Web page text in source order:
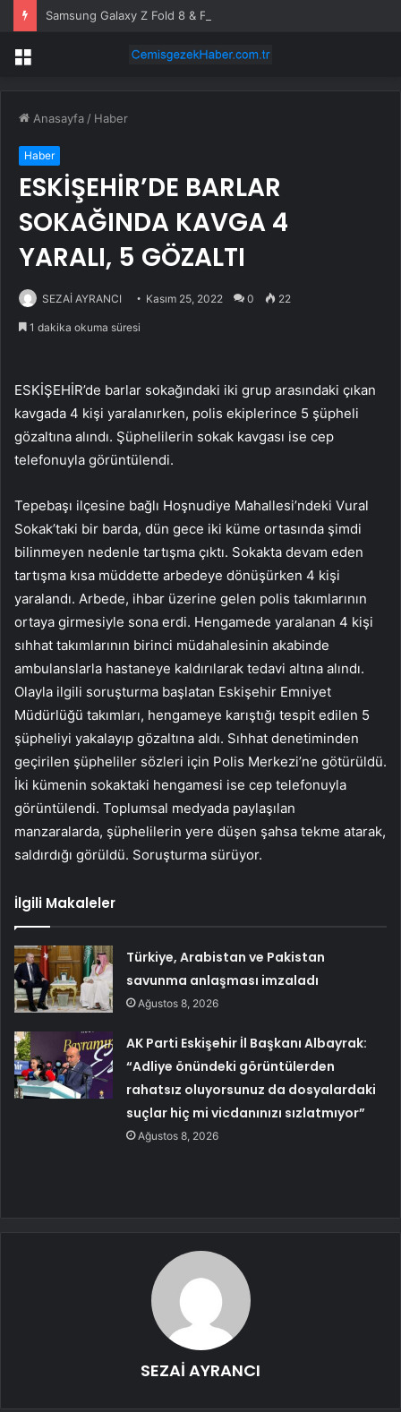
Menü
Anasayfa / Haber
Haber
ESKİŞEHİR’DE BARLAR
SOKAĞINDA KAVGA 4
YARALI, 5 GÖZALTI
SEZAİ AYRANCI Kasım 25, 2022 0 22
1 dakika okuma süresi
ESKİŞEHİR’de barlar sokağındaki iki grup arasındaki çıkan
kavgada 4 kişi yaralanırken, polis ekiplerince 5 şüpheli
gözaltına alındı. Şüphelilerin sokak kavgası ise cep
telefonuyla görüntülendi.
Tepebaşı ilçesine bağlı Hoşnudiye Mahallesi’ndeki Vural
Sokak’taki bir barda, dün gece iki küme ortasında şimdi
bilinmeyen nedenle tartışma çıktı. Sokakta devam eden
tartışma kısa müddette arbedeye dönüşürken 4 kişi
yaralandı. Arbede, ihbar üzerine gelen polis takımlarının
ortaya girmesiyle sona erdi. Hengamede yaralanan 4 kişi
sıhhat takımlarının birinci müdahalesinin akabinde
ambulanslarla hastaneye kaldırılarak tedavi altına alındı.
Olayla ilgili soruşturma başlatan Eskişehir Emniyet
Müdürlüğü takımları, hengameye karıştığı tespit edilen 5
şüpheliyi yakalayıp gözaltına aldı. Sıhhat denetiminden
geçirilen şüpheliler sözleri için Polis Merkezi’ne götürüldü.
İki kümenin sokaktaki hengamesi ise cep telefonuyla
görüntülendi. Toplumsal medyada paylaşılan
manzaralarda, şüphelilerin yere düşen şahsa tekme atarak,
saldırdığı görüldü. Soruşturma sürüyor.
İlgili Makaleler
Türkiye, Arabistan ve Pakistan
savunma anlaşması imzaladı
Ağustos 8, 2026
AK Parti Eskişehir İl Başkanı Albayrak:
“Adliye önündeki görüntülerden
rahatsız oluyorsunuz da dosyalardaki
suçlar hiç mi vicdanınızı sızlatmıyor”
Ağustos 8, 2026
SEZAİ AYRANCI